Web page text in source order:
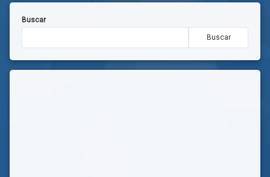
Buscar
Buscar